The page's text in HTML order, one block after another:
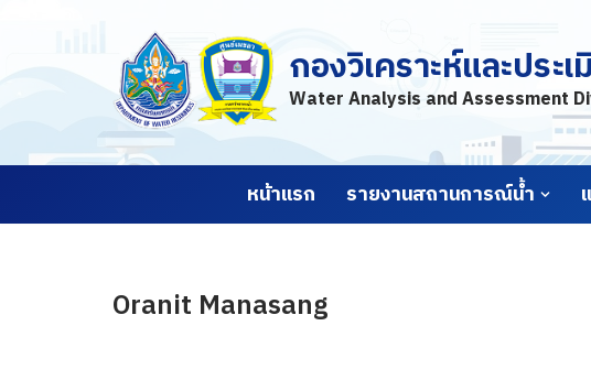
กองวิเคราะห์และปร
Water Analysis and Assessment
หน้าแรก รายงานสถานการณ์น้ำ
Oranit Manasang